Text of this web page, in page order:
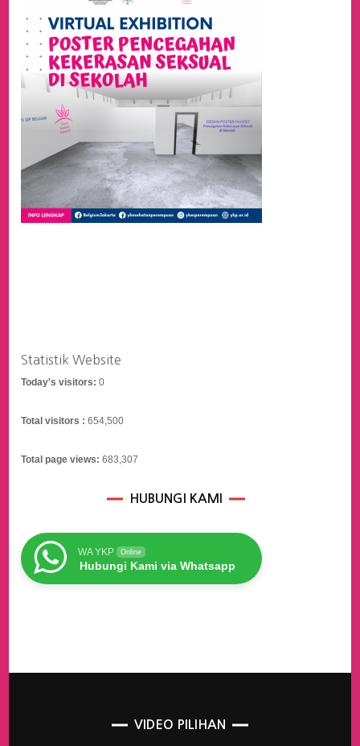
Statistik Website
Today's visitors:0
Total visitors :654,500
Total page views:683,307
HUBUNGI KAMI
WA YKP Online
Hubungi Kami via Whatsapp
VIDEO PILIHAN